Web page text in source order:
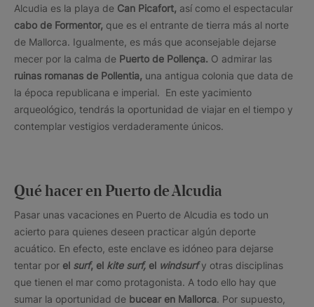
Alcudia es la playa de Can Picafort, así como el espectacular
cabo de Formentor, que es el entrante de tierra más al norte
de Mallorca. Igualmente, es más que aconsejable dejarse
mecer por la calma de Puerto de Pollença. O admirar las
ruinas romanas de Pollentia, una antigua colonia que data de
la época republicana e imperial. En este yacimiento
arqueológico, tendrás la oportunidad de viajar en el tiempo y
contemplar vestigios verdaderamente únicos.
Qué hacer en Puerto de Alcudia
Pasar unas vacaciones en Puerto de Alcudia es todo un
acierto para quienes deseen practicar algún deporte
acuático. En efecto, este enclave es idóneo para dejarse
tentar por el surf, el kite surf, el windsurfy otras disciplinas
que tienen el mar como protagonista. A todo ello hay que
sumar la oportunidad de bucear en Mallorca. Por supuesto,